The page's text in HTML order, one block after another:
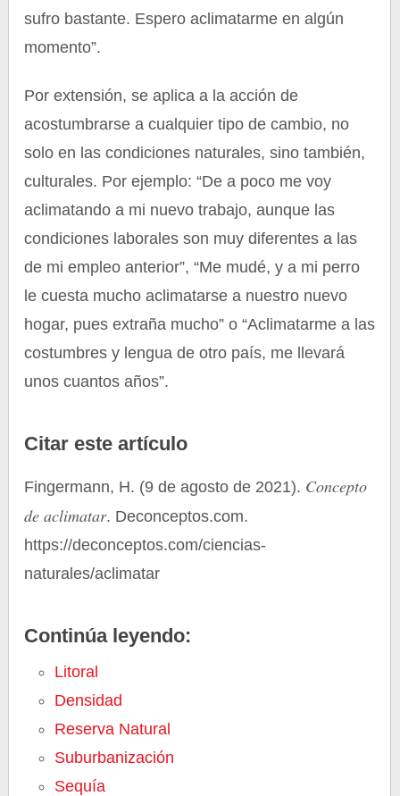
sufro bastante. Espero aclimatarme en algún
momento”.
Por extensión, se aplica a la acción de
acostumbrarse a cualquier tipo de cambio, no
solo en las condiciones naturales, sino también,
culturales. Por ejemplo: “De a poco me voy
aclimatando a mi nuevo trabajo, aunque las
condiciones laborales son muy diferentes a las
de mi empleo anterior”, “Me mudé, y a mi perro
le cuesta mucho aclimatarse a nuestro nuevo
hogar, pues extraña mucho” o “Aclimatarme a las
costumbres y lengua de otro país, me llevará
unos cuantos años”.
Citar este artículo
Fingermann, H. (9 de agosto de 2021). Concepto
de aclimatar. Deconceptos.com.
https://deconceptos.com/ciencias-
naturales/aclimatar
Continúa leyendo:
Litoral
Densidad
Reserva Natural
Suburbanización
Sequía